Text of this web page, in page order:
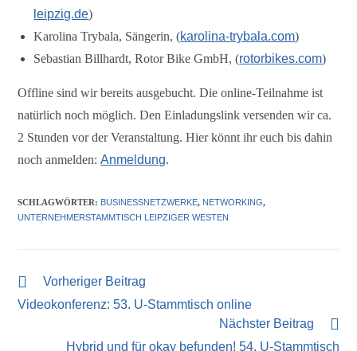
leipzig.de)
Karolina Trybala, Sängerin, (karolina-trybala.com)
Sebastian Billhardt, Rotor Bike GmbH, (rotorbikes.com)
Offline sind wir bereits ausgebucht. Die online-Teilnahme ist
natürlich noch möglich. Den Einladungslink versenden wir ca.
2 Stunden vor der Veranstaltung. Hier könnt ihr euch bis dahin
noch anmelden:Anmeldung.
SCHLAGWÖRTER: BUSINESSNETZWERKE, NETWORKING,
UNTERNEHMERSTAMMTISCH LEIPZIGER WESTEN
Vorheriger Beitrag
Videokonferenz: 53. U-Stammtisch online
Nächster Beitrag
Hybrid und für okay befunden! 54. U-Stammtisch